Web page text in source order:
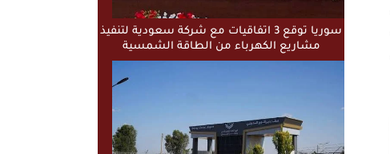
سوريا توقع 3 اتفاقيات مع شركة سعودية لتنفيذ
مشاريع الكهرباء من الطاقة الشمسية